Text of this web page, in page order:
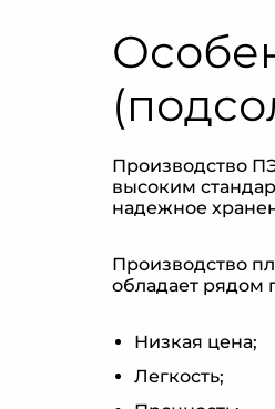
Производство
высоким
надежное
Производство
обладает рядом
Низкая цена;
Легкость;